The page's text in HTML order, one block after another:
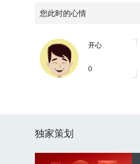
您此时的心情
开心
0
独家策划